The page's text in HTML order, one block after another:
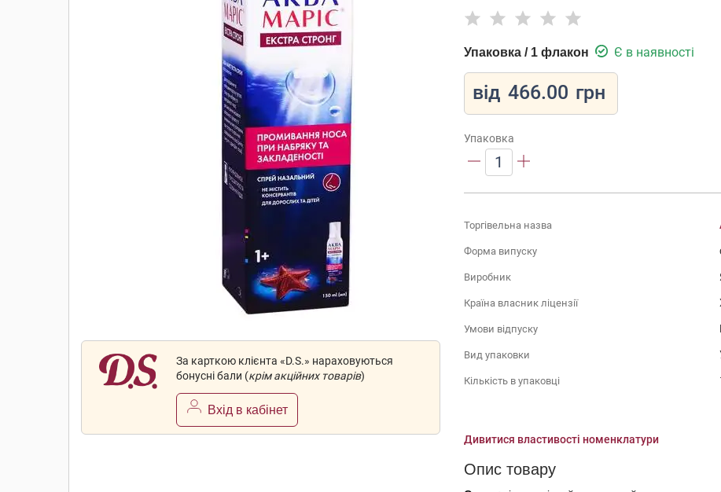
За карткою клієнта «D.S.» нараховуються
бонусні бали (крім акційних товарів)
Вхід в кабінет
Упаковка / 1 флакон Є в наявності
від 466.00 грн
Упаковка
1
Торгівельна назва
Форма випуску
Виробник
Країна власник ліцензії
Умови відпуску
Вид упаковки
Кількість в упаковці
Дивитися властивості номенклатури
Опис товару